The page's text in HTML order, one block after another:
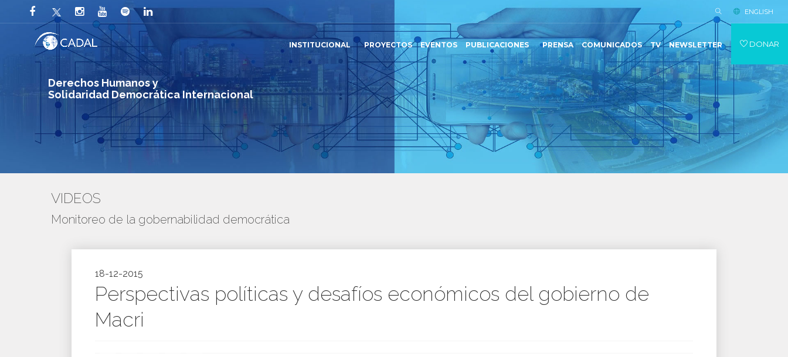
Derechos Humanos y
Solidaridad Democrática Internacional
ENGLISH
INSTITUCIONAL PROYECTOS EVENTOS PUBLICACIONES PRENSA COMUNICADOS TV NEWSLETTER DONAR
VIDEOS
Monitoreo de la gobernabilidad democrática
18-12-2015
Perspectivas políticas y desafíos económicos del gobierno de
Macri